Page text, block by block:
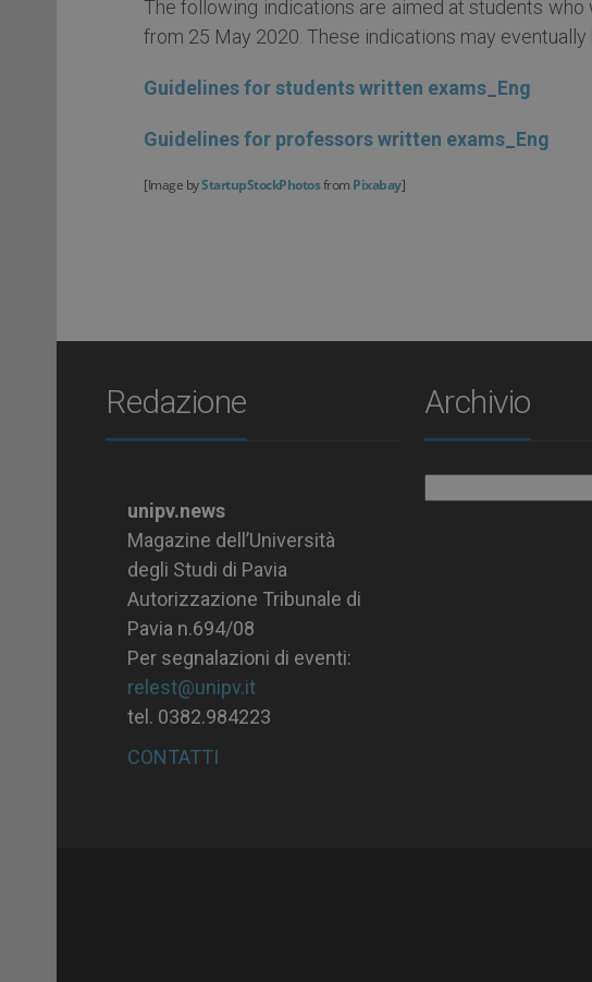
The following indications are aimed at students
from 25 May 2020. These indications may
Guidelines for students written exams_Eng
Guidelines for professors written exams_Eng
[Image byStartupStockPhotosfrom Pixabay]
Redazione
unipv.news
Magazine dell’Università
degli Studi di Pavia
Autorizzazione Tribunale di
Pavia n.694/08
Per segnalazioni di eventi:
relest@unipv.it
tel. 0382.984223
CONTATTI
Archivio